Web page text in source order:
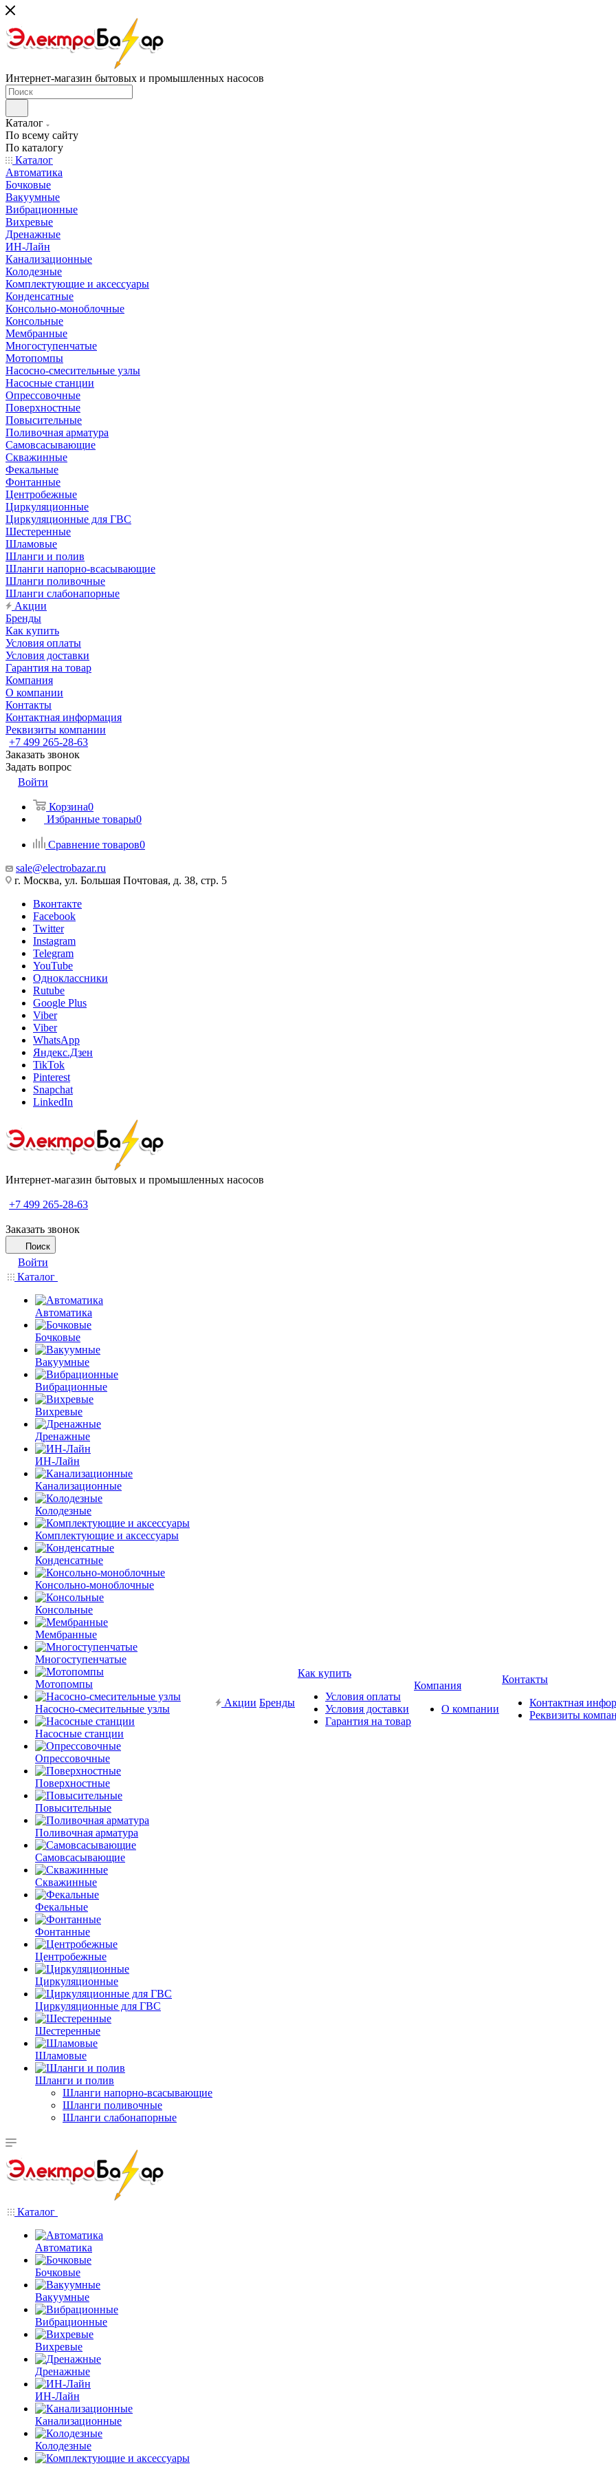
Интернет-магазин бытовых и промышленных насосов
Каталог
По всему сайту
По каталогу
Каталог
Автоматика
Бочковые
Вакуумные
Вибрационные
Вихревые
Дренажные
ИН-Лайн
Канализационные
Колодезные
Комплектующие и аксессуары
Конденсатные
Консольно-моноблочные
Консольные
Мембранные
Многоступенчатые
Мотопомпы
Насосно-смесительные узлы
Насосные станции
Опрессовочные
Поверхностные
Повысительные
Поливочная арматура
Самовсасывающие
Скважинные
Фекальные
Фонтанные
Центробежные
Циркуляционные
Циркуляционные для ГВС
Шестеренные
Шламовые
Шланги и полив
Шланги напорно-всасывающие
Шланги поливочные
Шланги слабонапорные
Акции
Бренды
Как купить
Условия оплаты
Условия доставки
Гарантия на товар
Компания
О компании
Контакты
Контактная информация
Реквизиты компании
+7 499 265-28-63
Заказать звонок
Задать вопрос
Войти
Корзина0
Избранные товары0
Сравнение товаров0
sale@electrobazar.ru
г. Москва, ул. Большая Почтовая, д. 38, стр. 5
Вконтакте
Facebook
Twitter
Instagram
Telegram
YouTube
Одноклассники
Rutube
Google Plus
Viber
Viber
WhatsApp
Яндекс.Дзен
TikTok
Pinterest
Snapchat
LinkedIn
Интернет-магазин бытовых и промышленных насосов
+7 499 265-28-63
Заказать звонок
Поиск
Войти
Каталог
Автоматика
Бочковые
Вакуумные
Вибрационные
Вихревые
Дренажные
ИН-Лайн
Канализационные
Колодезные
Комплектующие и аксессуары
Конденсатные
Консольно-моноблочные
Консольные
Мембранные
Многоступенчатые
Мотопомпы
Насосно-смесительные узлы
Насосные станции
Опрессовочные
Поверхностные
Повысительные
Поливочная арматура
Самовсасывающие
Скважинные
Фекальные
Фонтанные
Центробежные
Циркуляционные
Циркуляционные для ГВС
Шестеренные
Шламовые
Шланги и полив
Шланги напорно-всасывающие
Шланги поливочные
Шланги слабонапорные
Акции Бренды
Как купить
Условия оплаты
Условия доставки
Гарантия на товар
Компания
О компании
Контакты
Контактная
Реквизиты
Каталог
Автоматика
Бочковые
Вакуумные
Вибрационные
Вихревые
Дренажные
ИН-Лайн
Канализационные
Колодезные